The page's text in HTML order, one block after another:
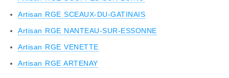
Artisan RGE SCEAUX-DU-GATINAIS
Artisan RGE NANTEAU-SUR-ESSONNE
Artisan RGE VENETTE
Artisan RGE ARTENAY